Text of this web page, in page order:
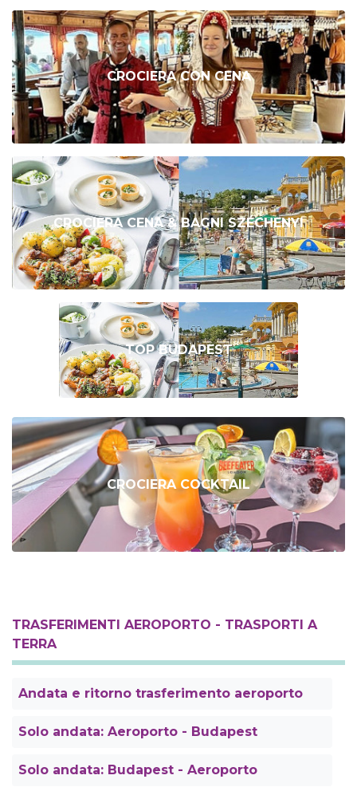
CROCIERA CON CENA
CROCIERA CENA & BAGNI SZÉCHENYI
TOP BUDAPEST
CROCIERA COCKTAIL
TRASFERIMENTI AEROPORTO - TRASPORTI A
TERRA
Andata e ritorno trasferimento aeroporto
Solo andata: Aeroporto - Budapest
Solo andata: Budapest - Aeroporto